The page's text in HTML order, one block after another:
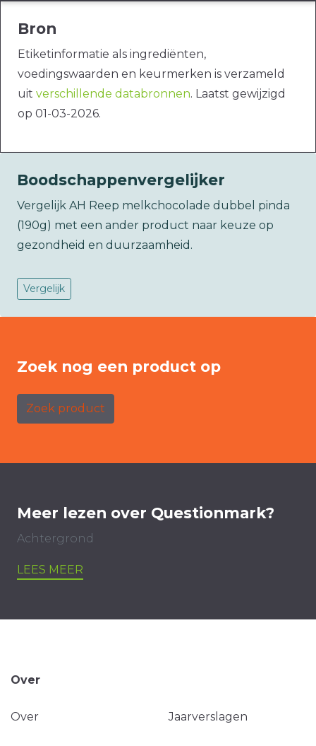
Bron
Etiketinformatie als ingrediënten,
voedingswaarden en keurmerken is verzameld
uit verschillende databronnen. Laatst gewijzigd
op 01-03-2026.
Boodschappenvergelijker
Vergelijk AH Reep melkchocolade dubbel pinda
(190g) met een ander product naar keuze op
gezondheid en duurzaamheid.
Vergelijk
Zoek nog een product op
Zoek product
Meer lezen over Questionmark?
Achtergrond
LEES MEER
Over
Over Jaarverslagen